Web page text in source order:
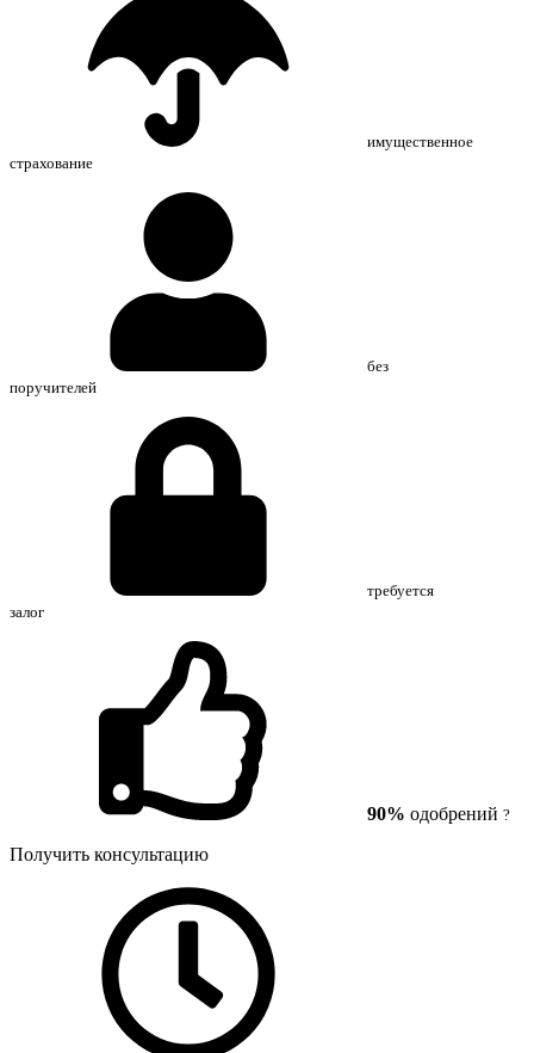
имущественное
страхование
без
поручителей
требуется
залог
90% одобрений ?
Получить консультацию